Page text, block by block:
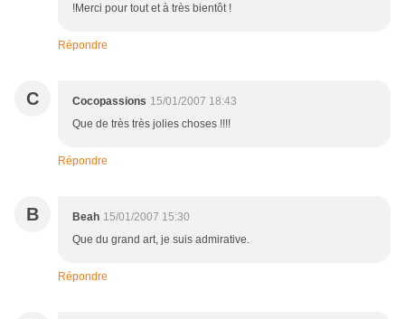
!Merci pour tout et à très bientôt !
Répondre
C Cocopassions 15/01/2007 18:43
Que de très très jolies choses !!!!
Répondre
B Beah 15/01/2007 15:30
Que du grand art, je suis admirative.
Répondre